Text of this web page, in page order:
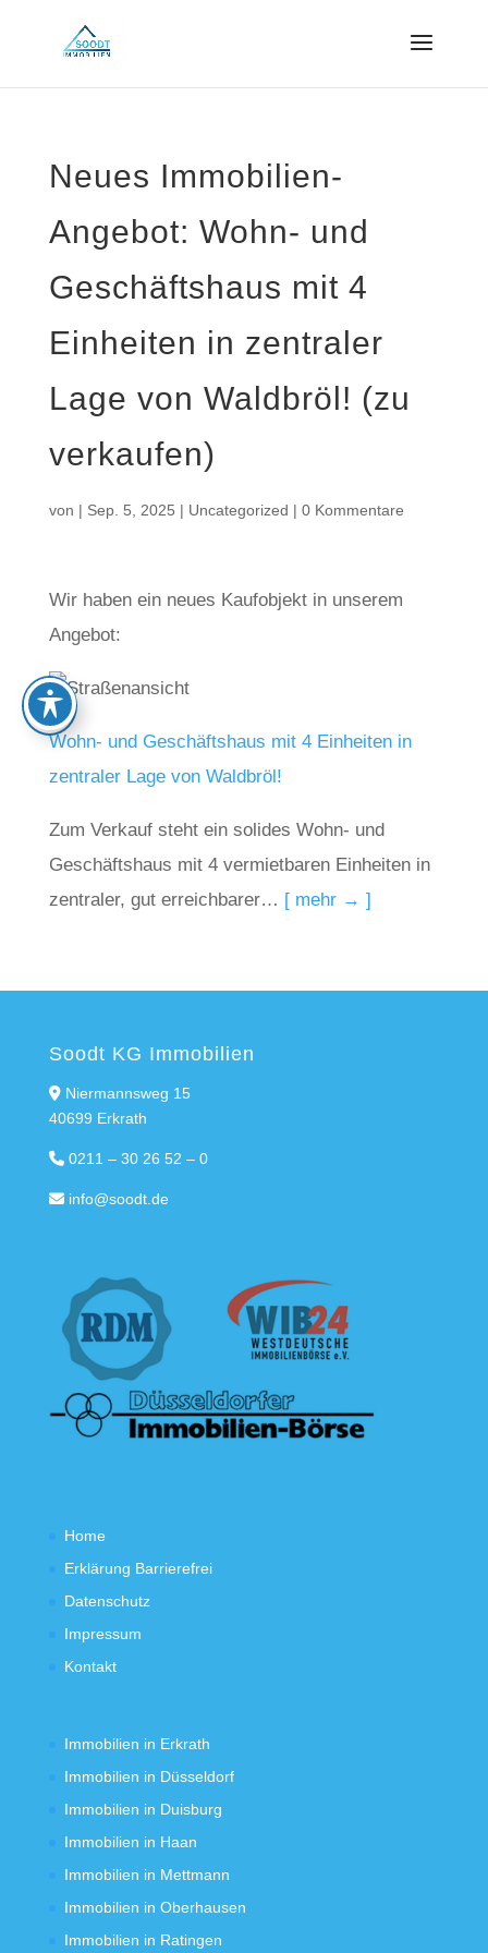
Neues Immobilien-
Angebot: Wohn- und
Geschäftshaus mit 4
Einheiten in zentraler
Lage von Waldbröl! (zu
verkaufen)
von | Sep. 5, 2025 | Uncategorized | 0 Kommentare
Wir haben ein neues Kaufobjekt in unserem
Angebot:
Wohn- und Geschäftshaus mit 4 Einheiten in
zentraler Lage von Waldbröl!
Zum Verkauf steht ein solides Wohn- und
Geschäftshaus mit 4 vermietbaren Einheiten in
zentraler, gut erreichbarer… [ mehr → ]
Soodt KG Immobilien
Niermannsweg 15
40699 Erkrath
0211 – 30 26 52 – 0
info@soodt.de
Home
Erklärung Barrierefrei
Datenschutz
Impressum
Kontakt
Immobilien in Erkrath
Immobilien in Düsseldorf
Immobilien in Duisburg
Immobilien in Haan
Immobilien in Mettmann
Immobilien in Oberhausen
Immobilien in Ratingen